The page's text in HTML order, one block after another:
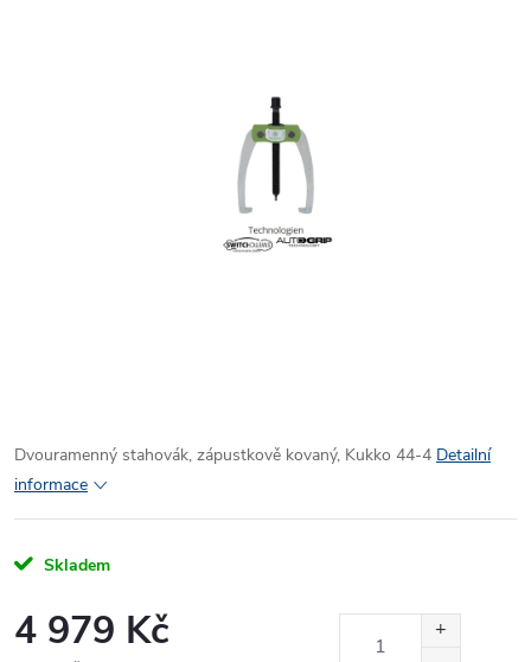
Dvouramenný stahovák, zápustkově kovaný, Kukko 44-4 Detailní
informace
Skladem
4 979 Kč